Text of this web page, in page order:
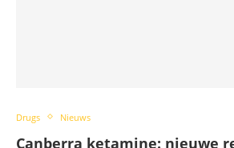
Drugs Nieuws
Canberra ketamine: nieuwe